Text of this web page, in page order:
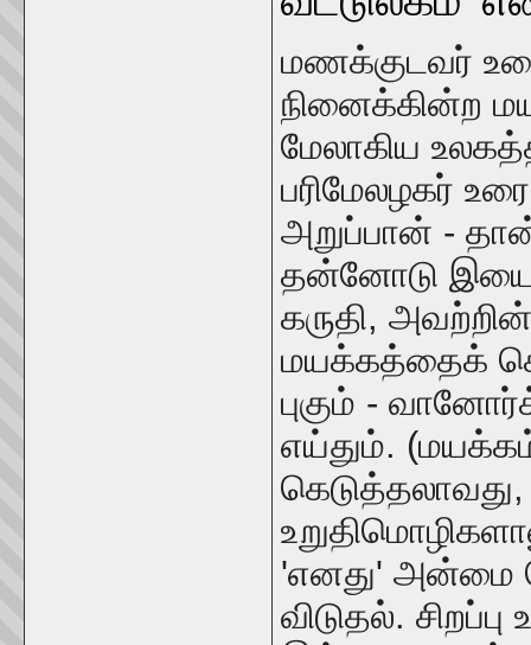
மணக்குடவர்
நினைக்கின்ற
மேலாகிய
பரிமேலழகர்
அறுப்பான் -
தன்னோடு
கருதி,
மயக்கத்தைக்
புகும் -
எய்தும்.
கெடுத்தலாவது,
'எனது' அன்மை
விடுதல்.